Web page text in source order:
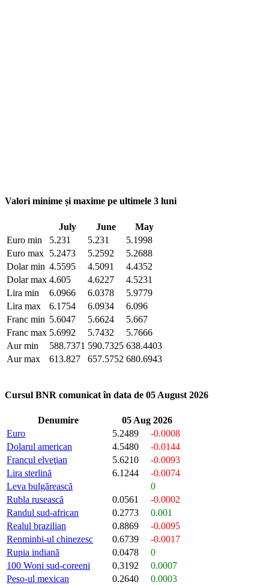
Valori minime și maxime pe ultimele 3 luni
July June
May
Euro min
5.231 5.231
5.1998
Euro max 5.2473 5.2592
5.2688
Dolar min 4.5595 4.5091
4.4352
Dolar max 4.605 4.6227
4.5231
Lira min
6.0966 6.0378
5.9779
Lira max
6.1754 6.0934
6.096
Franc min 5.6047 5.6624
5.667
Franc max 5.6992 5.7432
5.7666
Aur min
588.7371 590.7325 638.4403
Aur max
613.827 657.5752 680.6943
Cursul BNR comunicat în data de 05 August 2026
Denumire
05 Aug 2026
Euro
5.2489
-0.0008
Dolarul american
4.5480
-0.0144
Francul elveţian
5.6210
-0.0093
Lira sterlină
6.1244
-0.0074
Leva bulgărească
0
Rubla rusească
0.0561
-0.0002
Randul sud-african
0.2773
0.001
Realul brazilian
0.8869
-0.0095
Renminbi-ul chinezesc
0.6739
-0.0017
Rupia indiană
0.0478
0
100 Woni sud-coreeni
0.3192
0.0007
Peso-ul mexican
0.2640
0.0003